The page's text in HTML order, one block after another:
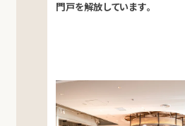
門戸を解放しています。